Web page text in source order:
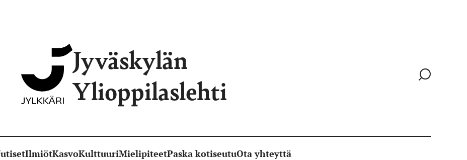
Jyväskylän
Ylioppilaslehti
Siirry
IlmiötKasvoKulttuuriMielipiteetPaska kotiseutuOta yhteyttä